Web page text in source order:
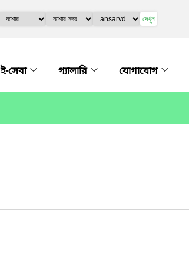
দেখুন
ই-সেবা গ্যালারি যোগাযোগ